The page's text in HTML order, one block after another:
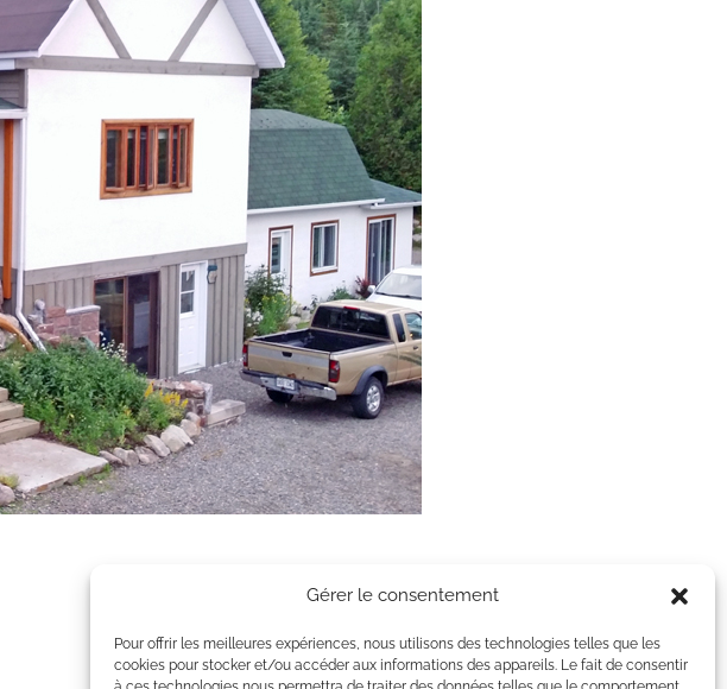
Gérer le consentement
Pour offrir les meilleures expériences, nous utilisons des technologies telles que les
cookies pour stocker et/ou accéder aux informations des appareils. Le fait de consentir